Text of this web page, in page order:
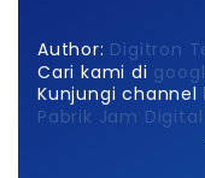
Author: Digitron
Cari kami di
Kunjungi channel
Pabrik Jam Digital